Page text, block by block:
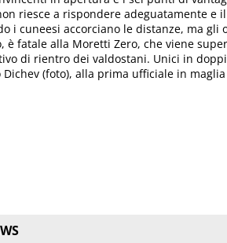
riesce a rispondere adeguatamente e
i cuneesi accorciano le distanze, ma gli
è fatale alla Moretti Zero, che viene
di rientro dei valdostani. Unici in
Dichev (foto), alla prima ufficiale in